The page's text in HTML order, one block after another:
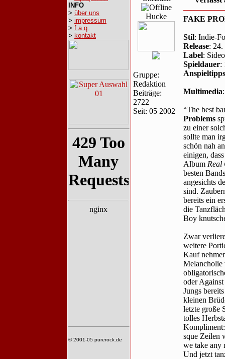
INFO
> über uns
> impressum
> f.a.q.
> kontakt
© 2001-05 purerock.de
Hucke
Gruppe:
Redaktion
Beiträge:
2722
Seit: 05 2002
FAKE
Stil: Indie-
Release: 24.
Label:
Spieldauer:
Anspieltipps
Multimedia
“The best
Problems
zu einer
sollte man
schön nah
einigen,
Album Real
besten
angesichts
sind.
bereits ein
die
Boy
Zwar
weitere
Kauf
Melancholie
oder
Jungs
kleinen
letzte große
tolles
sque Zeilen
we take any
Und jetzt